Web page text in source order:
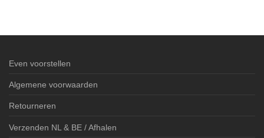
Even voorstellen
Algemene voorwaarden
Retourneren
Verzenden NL & BE / Afhalen